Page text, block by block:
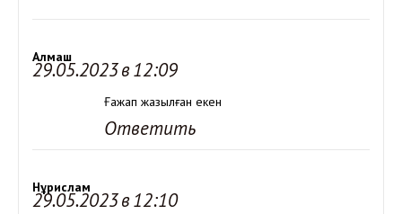
Алмаш
29.05.2023 в 12:09
Ғажап жазылған екен
Ответить
Нұрислам
29.05.2023 в 12:10